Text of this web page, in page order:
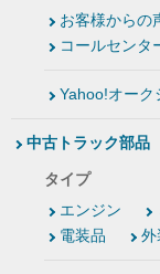
お客様からの
コールセンタ
Yahoo!オーク
中古トラック部品
タイプ
エンジン
電装品
外